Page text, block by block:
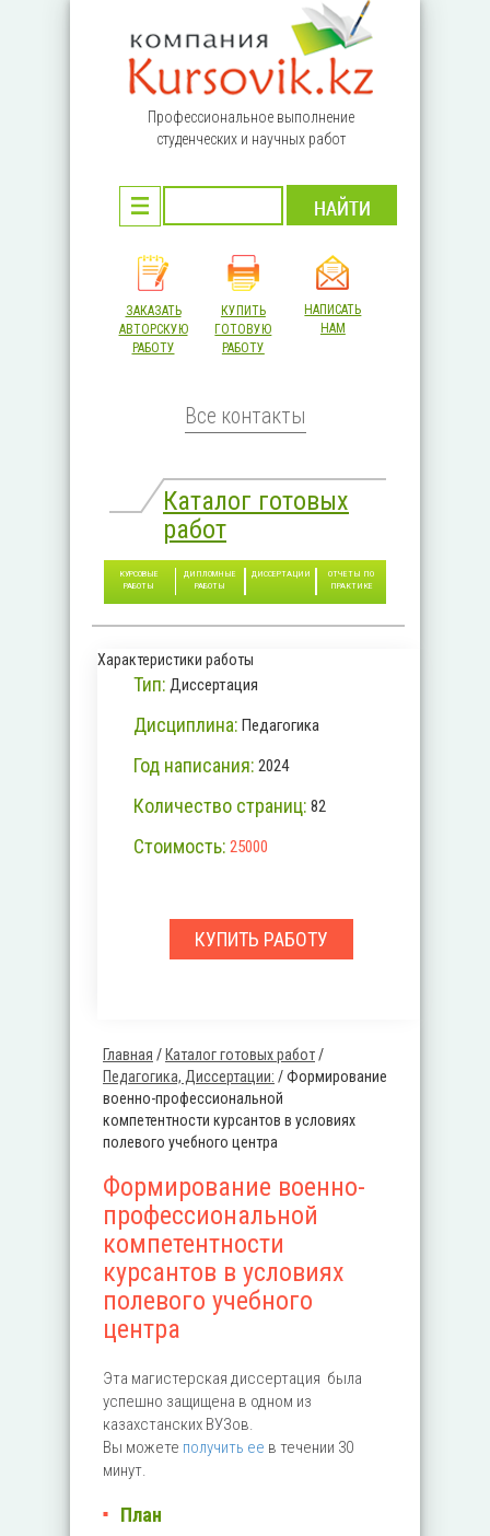
Профессиональное выполнение
студенческих и научных работ
ЗАКАЗАТЬ
АВТОРСКУЮ
РАБОТУ
КУПИТЬ
ГОТОВУЮ
РАБОТУ
НАПИСАТЬ
НАМ
Все контакты
Каталог готовых
работ
КУРСОВЫЕ
РАБОТЫ
ДИПЛОМНЫЕ
РАБОТЫ
ДИССЕРТАЦИИ
ОТЧЕТЫ ПО
ПРАКТИКЕ
Вы здесь
Главная / Каталог готовых работ/
Педагогика, Диссертации: /Формирование
военно-профессиональной
компетентности курсантов в условиях
полевого учебного центра
Формирование военно-
профессиональной
компетентности
курсантов в условиях
полевого учебного
центра
Эта магистерская диссертация была
успешно защищена в одном из
казахстанских ВУЗов.
Вы можете получить ее в течении 30
минут.
План
Характеристики работы
Тип: Диссертация
Дисциплина: Педагогика
Год написания: 2024
Количество страниц: 82
Стоимость: 25000
КУПИТЬ РАБОТУ